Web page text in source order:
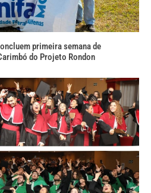
primeira semana de
do Projeto Rondon